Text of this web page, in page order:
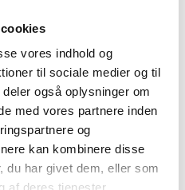
vores indhold og
til sociale medier og til
også oplysninger om
med vores partnere inden
og
kan kombinere disse
du har givet dem, eller som
af Copenhagen Prides
Rainbow Business
sammen med Cosy Bar for
med
ejer han sammen med